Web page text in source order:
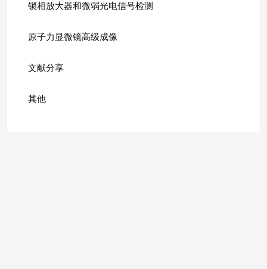
锁相放大器和微弱光电信号检测
原子力显微镜高级成像
文献分享
其他